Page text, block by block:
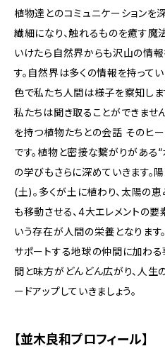
植物達とのコミュニケーションを
繊細になり、触れるものを癒す魔
いけたら自然界からも沢山の情
す。自然界は多くの情報を持って
色で私たち人間は様子を察知しま
私たちは聞き取ることができませ
を持つ植物たちとの会話 そのヒ
です。植物と密接な繋がりがある“
の学びもさらに深めていきます。
(土)。多くが土に植わり、太陽の
も移動させる、4大エレメントの
いう存在が人間の栄養となりま
サポートする地球の仲間に加わる
間と味方がどんどん広がり、人
ードアップしていきましょう。
【並木良和プロフィール】